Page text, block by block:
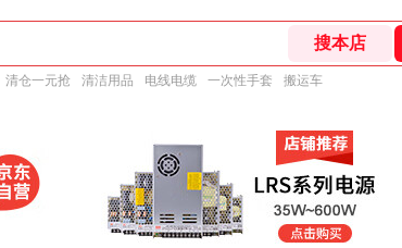
清仓一元抢 清洁用品 电线电缆 一次性手套 搬运车